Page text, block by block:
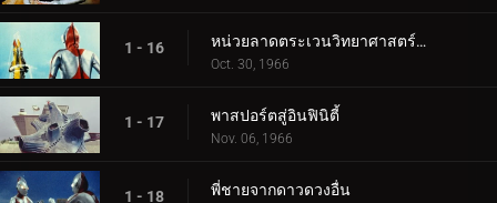
1 - 16 หน่วยลาดตระเวนวิทยาศาสตร์สู่อวกาศ
Oct. 30, 1966
1 - 17 พาสปอร์ตสู่อินฟินิตี้
Nov. 06, 1966
1 - 18 พี่ชายจากดาวดวงอื่น